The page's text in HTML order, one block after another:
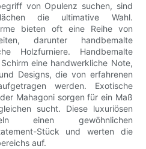
von Opulenz suchen, sind
die ultimative Wahl.
bieten oft eine Reihe von
darunter handbemalte
Holzfurniere. Handbemalte
eine handwerkliche Note,
Designs, die von erfahrenen
werden. Exotische
Mahagoni sorgen für ein Maß
sucht. Diese luxuriösen
einen gewöhnlichen
Stück und werten die
auf.